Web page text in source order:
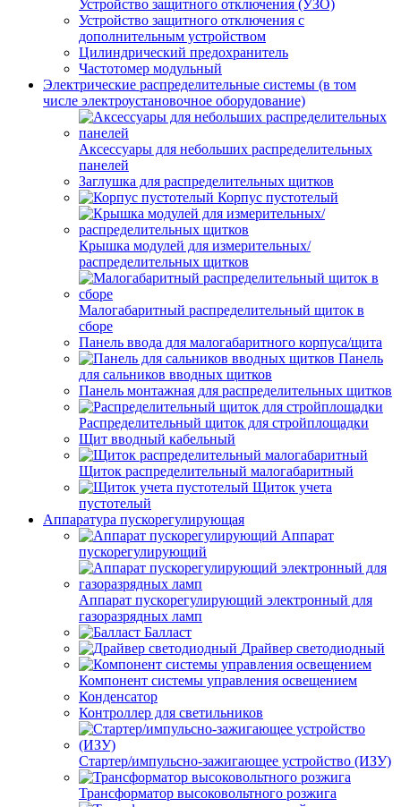
Устройство защитного отключения (УЗО)
Устройство защитного отключения с
дополнительным устройством
Цилиндрический предохранитель
Частотомер модульный
Электрические распределительные системы (в том
числе электроустановочное оборудование)
Аксессуары для небольших распределительных
панелей
Заглушка для распределительных щитков
Корпус пустотелый
Крышка модулей для измерительных/
распределительных щитков
Малогабаритный распределительный щиток в
сборе
Панель ввода для малогабаритного корпуса/щита
Панель
для сальников вводных щитков
Панель монтажная для распределительных щитков
Распределительный щиток для стройплощадки
Щит вводный кабельный
Щиток распределительный малогабаритный
Щиток учета
пустотелый
Аппаратура пускорегулирующая
Аппарат
пускорегулирующий
Аппарат пускорегулирующий электронный для
газоразрядных ламп
Балласт
Драйвер светодиодный
Компонент системы управления освещением
Конденсатор
Контроллер для светильников
Стартер/импульсно-зажигающее устройство (ИЗУ)
Трансформатор высоковольтного розжига